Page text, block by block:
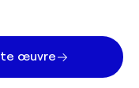
œuvre